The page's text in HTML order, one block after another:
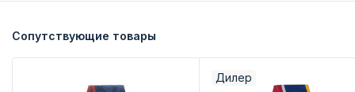
Сопутствующие товары
Дилер